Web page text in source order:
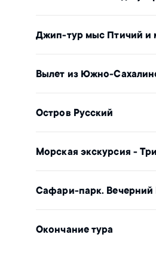
Джип-тур мыс Птичий и
Вылет из Южно-
Остров Русский
Морская экскурсия -
Сафари-парк. Вечерний
Окончание тура